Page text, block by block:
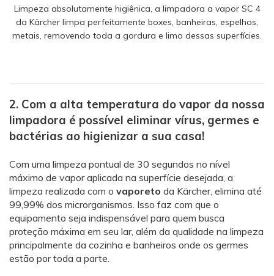
Limpeza absolutamente higiênica, a limpadora a vapor SC 4
da Kärcher limpa perfeitamente boxes, banheiras, espelhos,
metais, removendo toda a gordura e limo dessas superfícies.
2. Com a alta temperatura do vapor da nossa
limpadora é possível eliminar vírus, germes e
bactérias ao higienizar a sua casa!
Com uma limpeza pontual de 30 segundos no nível
máximo de vapor aplicada na superfície desejada, a
limpeza realizada com o vaporeto da Kärcher, elimina até
99,99% dos microrganismos. Isso faz com que o
equipamento seja indispensável para quem busca
proteção máxima em seu lar, além da qualidade na limpeza
principalmente da cozinha e banheiros onde os germes
estão por toda a parte.